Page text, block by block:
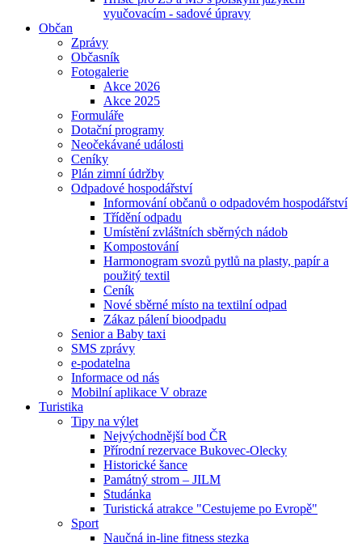
vyučovacím - sadové úpravy
Občan
Zprávy
Občasník
Fotogalerie
Akce 2026
Akce 2025
Formuláře
Dotační programy
Neočekávané události
Ceníky
Plán zimní údržby
Odpadové hospodářství
Informování občanů o odpadovém hospodářství
Třídění odpadu
Umístění zvláštních sběrných nádob
Kompostování
Harmonogram svozů pytlů na plasty, papír a
použitý textil
Ceník
Nové sběrné místo na textilní odpad
Zákaz pálení bioodpadu
Senior a Baby taxi
SMS zprávy
e-podatelna
Informace od nás
Mobilní aplikace V obraze
Turistika
Tipy na výlet
Nejvýchodnější bod ČR
Přírodní rezervace Bukovec-Olecky
Historické šance
Památný strom – JILM
Studánka
Turistická atrakce "Cestujeme po Evropě"
Sport
Naučná in-line fitness stezka